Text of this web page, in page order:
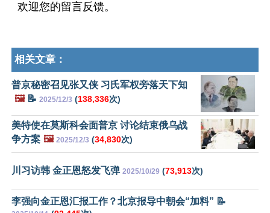
欢迎您的留言反馈。
相关文章：
普京秘密召见张又侠 习氏军权旁落天下知
🖼️📝 2025/12/3 (138,336次)
美特使在莫斯科会面普京 讨论结束俄乌战
争方案 🖼️ 2025/12/3 (34,830次)
川习访韩 金正恩怒发飞弹 2025/10/29 (73,913次)
李强向金正恩汇报工作？北京报导中朝会“加料” 📝